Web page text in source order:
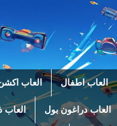
العاب اطفال العاب
العاب دراغون بول العاب